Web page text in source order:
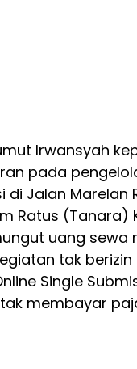
Irwansyah
pada
Jalan Marelan
Ratus (Tanara)
uang
tak berizin
Single
membayar